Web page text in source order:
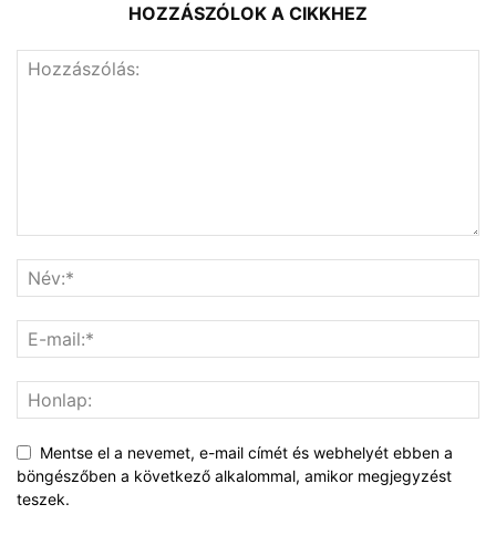
HOZZÁSZÓLOK A CIKKHEZ
Mentse el a nevemet, e-mail címét és webhelyét ebben a
böngészőben a következő alkalommal, amikor megjegyzést
teszek.